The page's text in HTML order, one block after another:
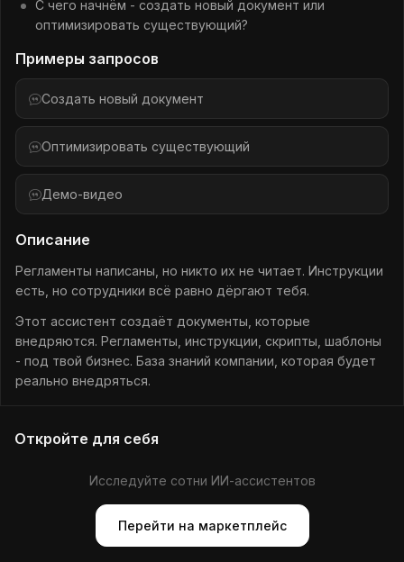
С чего начнём - создать новый документ или
оптимизировать существующий?
Примеры запросов
Создать новый документ
Оптимизировать существующий
Демо-видео
Описание
Регламенты написаны, но никто их не читает. Инструкции
есть, но сотрудники всё равно дёргают тебя.
Этот ассистент создаёт документы, которые
внедряются. Регламенты, инструкции, скрипты, шаблоны
- под твой бизнес. База знаний компании, которая будет
реально внедряться.
Откройте для себя
Исследуйте сотни ИИ-ассистентов
Перейти на маркетплейс